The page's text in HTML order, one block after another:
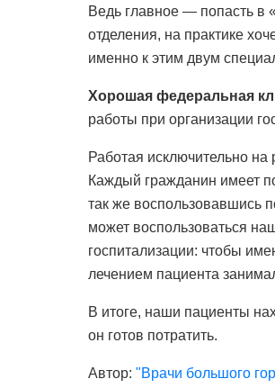
Ведь главное — попасть в
отделения, на практике
именно к этим двум
Хорошая федеральная
работы при организации
Работая исключительно на
Каждый гражданин имеет
так же воспользовавшись
может воспользоваться
госпитализации: чтобы
лечением пациента
В итоге, наши пациенты
он готов потратить.
Автор: "Врачи большого